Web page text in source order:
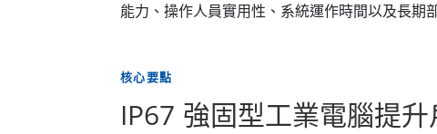
能力、操作人員實用性、系統運作時間以及長期
核心要點
IP67 強固型工業電腦提